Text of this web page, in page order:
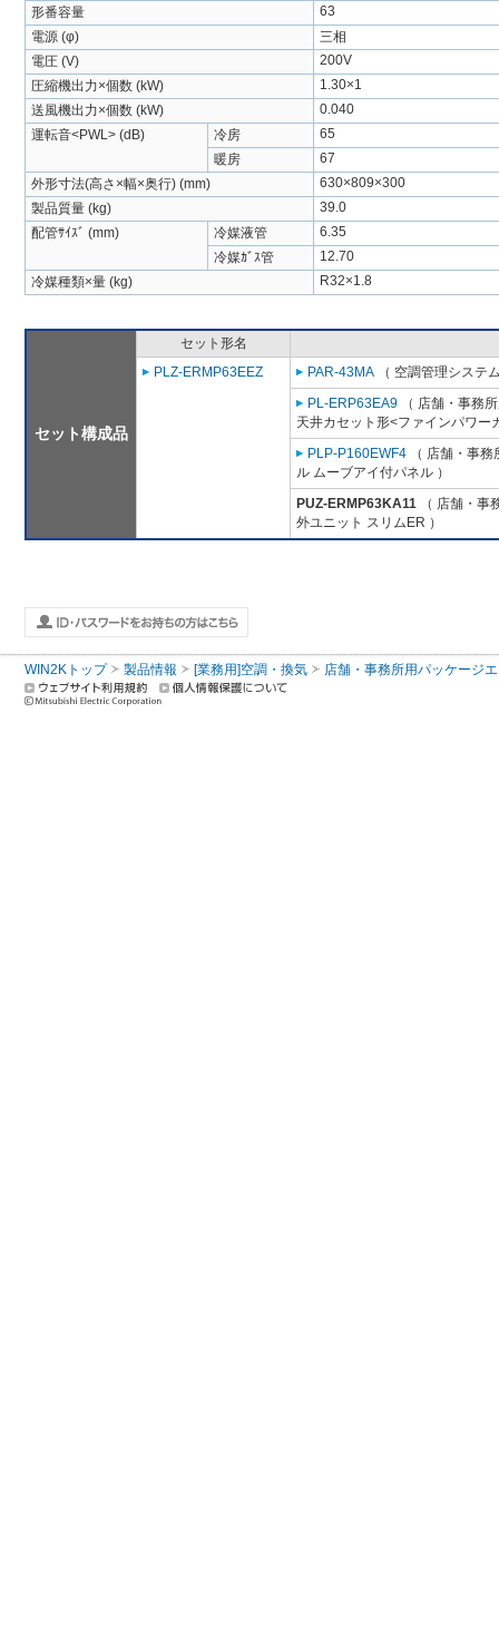
形番容量
63
電源 (φ)
三相
電圧 (V)
200V
圧縮機出力×個数 (kW)
1.30×1
送風機出力×個数 (kW)
0.040
運転音<PWL> (dB)
冷房
65
暖房
67
外形寸法(高さ×幅×奥行) (mm)
630×809×300
製品質量 (kg)
39.0
配管ｻｲｽﾞ (mm)
冷媒液管
6.35
冷媒ｶﾞｽ管
12.70
冷媒種類×量 (kg)
R32×1.8
セット構成品
セット形名
PLZ-ERMP63EEZ
PAR-43MA （ 空調管理システ
PL-ERP63EA9 （ 店舗・事務
天井カセット形<ファインパワー
PLP-P160EWF4 （ 店舗・事
ル ムーブアイ付パネル ）
PUZ-ERMP63KA11 （ 店舗・事
外ユニット スリムER ）
WIN2Kトップ 製品情報 [業務用]空調・換気 店舗・事務所用パッケージ